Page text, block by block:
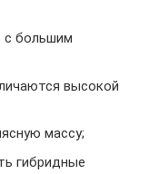
с большим
высокой
массу;
гибридные